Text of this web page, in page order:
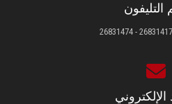
التليفون
الإلكتروني